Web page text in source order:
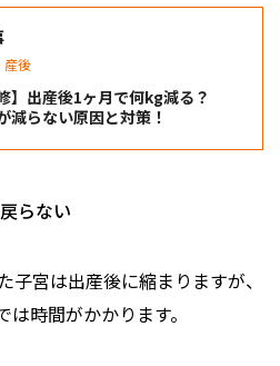
産後
修】出産後1ヶ月で何kg減る？
減らない原因と対策！
らない
宮は出産後に縮まりますが、
時間がかかります。